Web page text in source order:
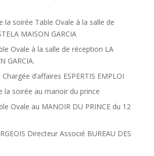
la soirée Table Ovale à la salle de
MAISON GARCIA
Ovale à la salle de réception LA
GARCIA.
d’affaires ESPERTIS EMPLOI
la soirée au manoir du prince
Ovale au MANOIR DU PRINCE du 12
Directeur Associé BUREAU DES